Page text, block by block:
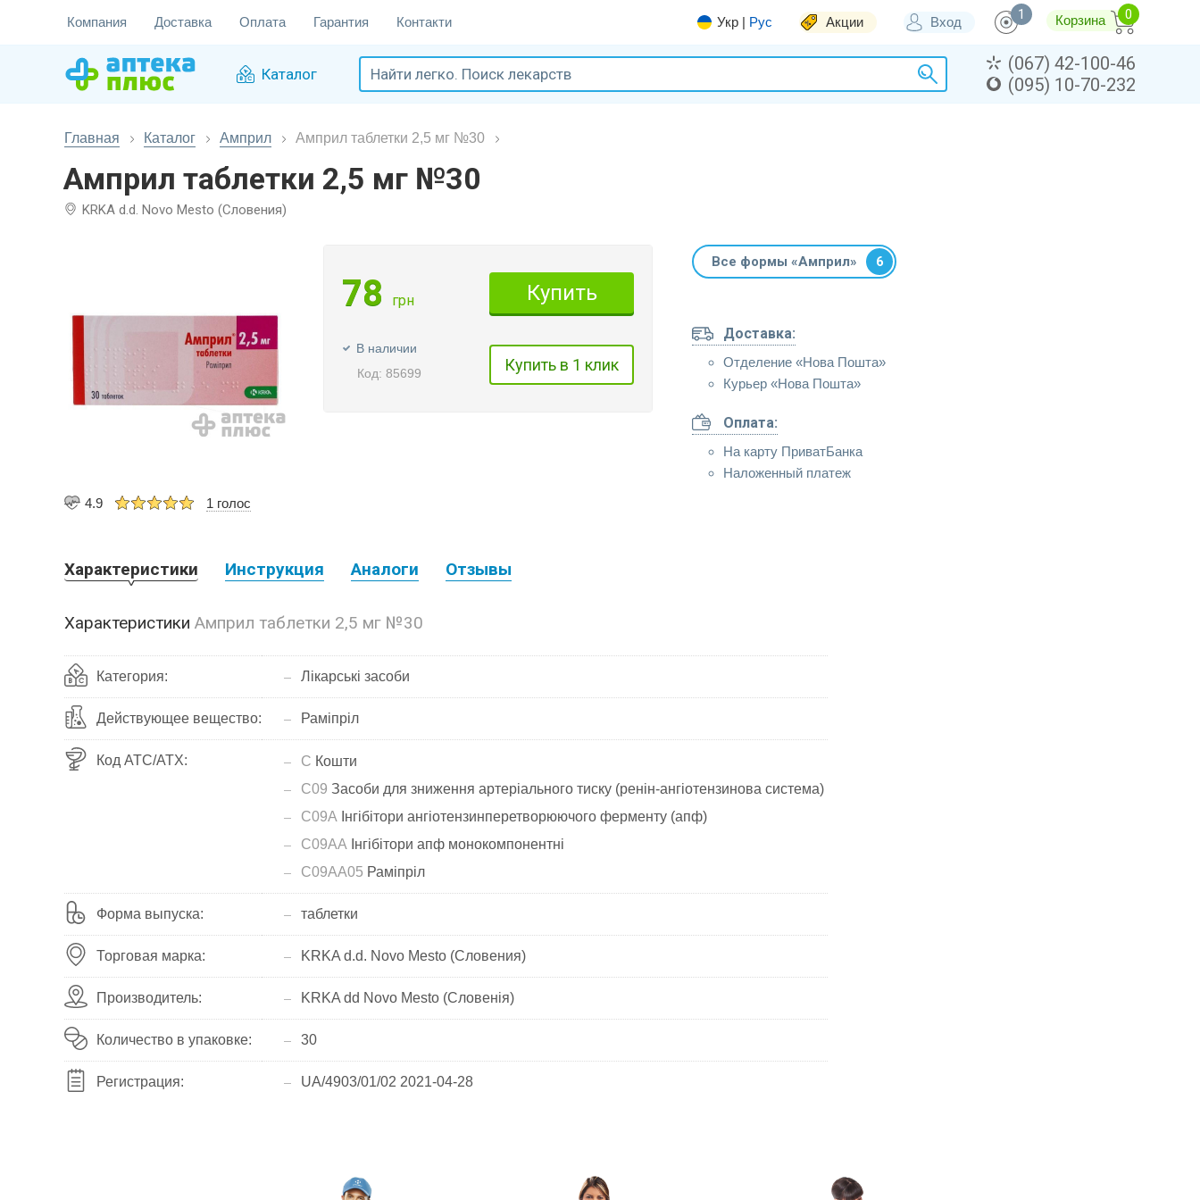
Компания Доставка Оплата Гарантия Контакти Укр | Рус Акции Вход 1 Корзина
Каталог
(067) 42-100-46
(095) 10-70-232
Главная Каталог Амприл Амприл таблетки 2,5 мг №30
Амприл таблетки 2,5 мг №30
KRKA d.d. Novo Mesto (Словения)
4.9 1 голос
78 грн
В наличии
Код: 85699
Купить
Купить в 1 клик
Все формы «Амприл» 6
Доставка:
Отделение «Нова Пошта»
Курьер «Нова Пошта»
Оплата:
На карту ПриватБанка
Наложенный платеж
Характеристики Инструкция Аналоги Отзывы
Характеристики Амприл таблетки 2,5 мг №30
Категория: Лікарські засоби
Действующее вещество: Раміпріл
Код АТС/ATX: C Кошти
C09 Засоби для зниження артеріального тиску (ренін-ангіотензинова система)
C09A Інгібітори ангіотензинперетворюючого ферменту (апф)
C09AA Інгібітори апф монокомпонентні
C09AA05 Раміпріл
Форма выпуска: таблетки
Торговая марка: KRKA d.d. Novo Mesto (Словения)
Производитель: KRKA dd Novo Mesto (Словенія)
Количество в упаковке: 30
Регистрация: UA/4903/01/02 2021-04-28